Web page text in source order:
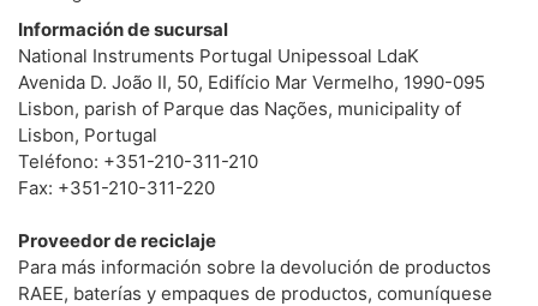
Información de sucursal
National Instruments Portugal Unipessoal LdaK
Avenida D. João II, 50, Edifício Mar Vermelho, 1990-095
Lisbon, parish of Parque das Nações, municipality of
Lisbon, Portugal
Teléfono: +351-210-311-210
Fax: +351-210-311-220
Proveedor de reciclaje
Para más información sobre la devolución de productos
RAEE, baterías y empaques de productos, comuníquese